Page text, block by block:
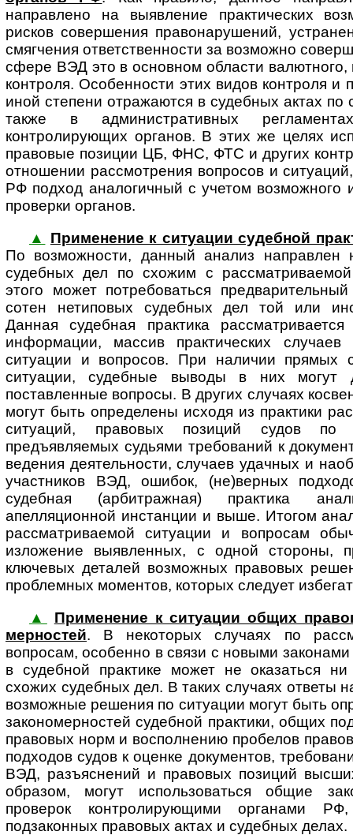
направлено на выявление практических
рисков совершения правонарушений,
смягчения ответственности за возможно
сфере ВЭД это в основном области валютного,
контроля. Особенности этих видов контроля и
иной степени отражаются в судебных актах
также в административных
контролирующих органов. В этих же целях
правовые позиции ЦБ, ФНС, ФТС и других
отношении рассмотрения вопросов и
РФ подход аналогичный с учетом возможного
проверки органов.
▲
Применение к ситуации судебной
По воз­мож­нос­ти, данный анализ направлен
судебных дел по схожим с
этого может потребоваться
сотен нетиповых судебных дел той или
Данная судебная практика
информации, массив практических
ситуации и вопросов. При наличии прямых
ситуации, судебные выводы в них могут
поставленные вопросы. В других случаях
могут быть определены исходя из практики
ситуаций, правовых позиций судов по
предъявляемых судьями требований к
ведения деятельности, случаев удачных и
участников ВЭД, ошибок, (не)верных
судебная (арбитражная) практика
апелляционной инстанции и выше. Итогом
рассматриваемой ситуации и вопросам
изложение выявленных, с одной стороны,
ключевых деталей возможных правовых
проблемных моментов, которых следует
▲
Применение к ситуации общих
мер­нос­тей. В некоторых случаях по
вопросам, особенно в связи с новыми
в судебной практике может не оказаться
схожих судебных дел. В таких случаях ответы
возможные решения по ситуации могут быть
закономерностей судебной практики, общих
правовых норм и восполнению пробелов
подходов судов к оценке документов,
ВЭД, разъяснений и правовых позиций
образом, могут использоваться общие
проверок контролирующими органами
подзаконных правовых актах и судебных делах.